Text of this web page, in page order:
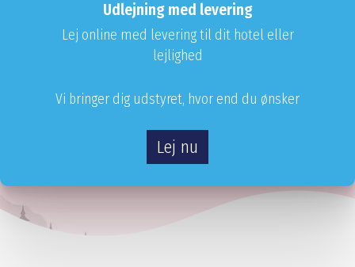
Udlejning med levering
Lej online med levering til dit hotel eller
lejlighed
Vi bringer dig udstyret, hvor end du ønsker
Lej nu